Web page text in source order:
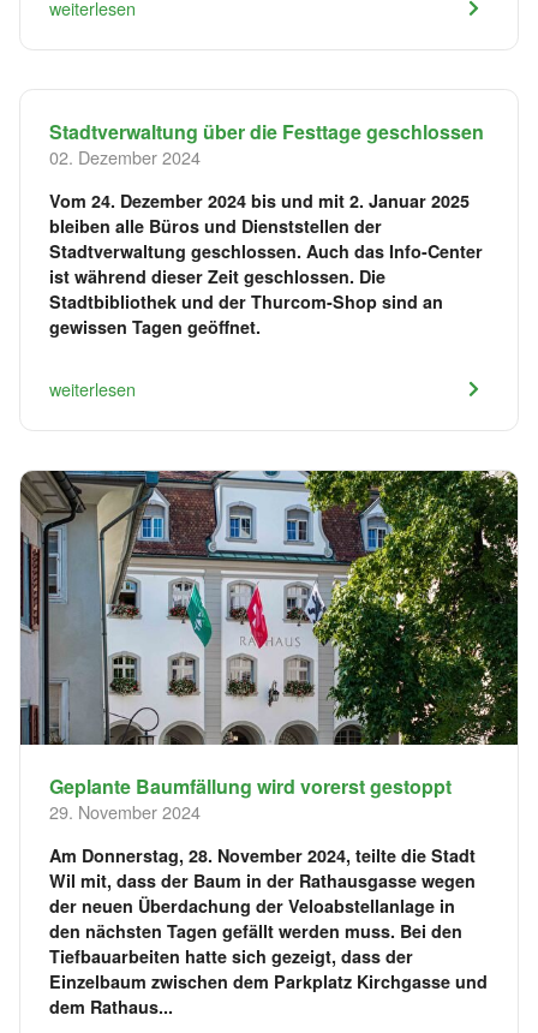
weiterlesen
Stadtverwaltung über die Festtage geschlossen
02. Dezember 2024
Vom 24. Dezember 2024 bis und mit 2. Januar 2025
bleiben alle Büros und Dienststellen der
Stadtverwaltung geschlossen. Auch das Info-Center
ist während dieser Zeit geschlossen. Die
Stadtbibliothek und der Thurcom-Shop sind an
gewissen Tagen geöffnet.
weiterlesen
Geplante Baumfällung wird vorerst gestoppt
29. November 2024
Am Donnerstag, 28. November 2024, teilte die Stadt
Wil mit, dass der Baum in der Rathausgasse wegen
der neuen Überdachung der Veloabstellanlage in
den nächsten Tagen gefällt werden muss. Bei den
Tiefbauarbeiten hatte sich gezeigt, dass der
Einzelbaum zwischen dem Parkplatz Kirchgasse und
dem Rathaus...